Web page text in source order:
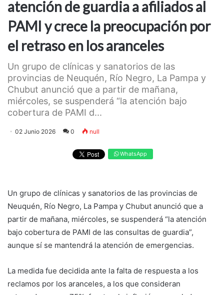
atención de guardia a afiliados al
PAMI y crece la preocupación por
el retraso en los aranceles
Un grupo de clínicas y sanatorios de las
provincias de Neuquén, Río Negro, La Pampa y
Chubut anunció que a partir de mañana,
miércoles, se suspenderá “la atención bajo
cobertura de PAMI d...
02 Junio 2026 0 null
WhatsApp
Un grupo de clínicas y sanatorios de las provincias de
Neuquén, Río Negro, La Pampa y Chubut anunció que a
partir de mañana, miércoles, se suspenderá “la atención
bajo cobertura de PAMI de las consultas de guardia”,
aunque sí se mantendrá la atención de emergencias.
La medida fue decidida ante la falta de respuesta a los
reclamos por los aranceles, a los que consideran